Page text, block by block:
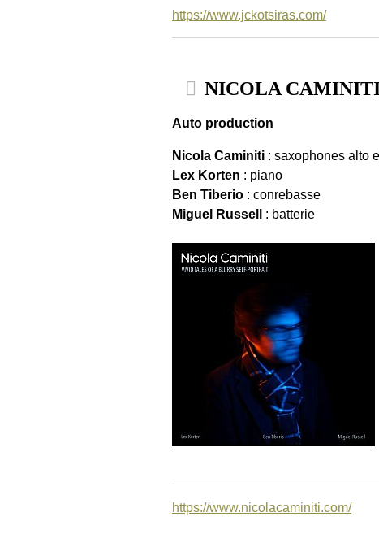
https://www.jckotsiras.com/
NICOLA
Auto production
Nicola Caminiti : saxophones alto
Lex Korten : piano
Ben Tiberio : conrebasse
Miguel Russell : batterie
https://www.nicolacaminiti.com/